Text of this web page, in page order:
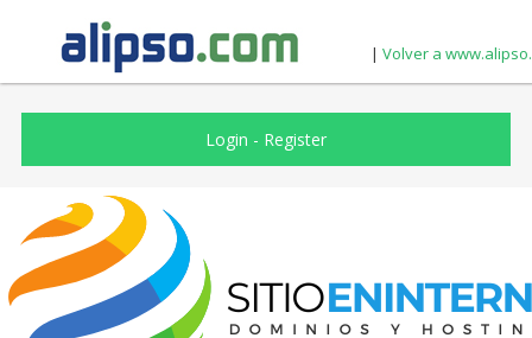
| Volver a
Login - Register